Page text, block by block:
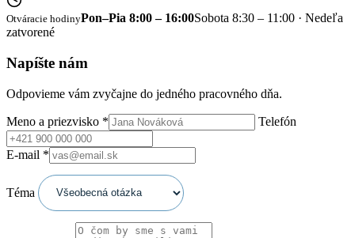
Otváracie hodinyPon–Pia 8:00 – 16:00Sobota 8:30 – 11:00 · Nedeľa
zatvorené
Napíšte nám
Odpovieme vám zvyčajne do jedného pracovného dňa.
Meno a priezvisko * Telefón
E-mail *
Téma